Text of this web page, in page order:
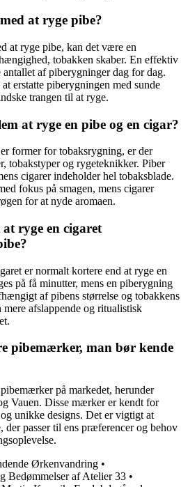
at ryge pibe?
at ryge pibe, kan det være en
tobakken skaber. En effektiv
antallet af piberygninger dag for dag.
erstatte piberygningen med sunde
trangen til at ryge.
at ryge en pibe og en cigar?
former for tobaksrygning, er der
tobakstyper og rygeteknikker. Piber
cigarer indeholder hel tobaksblade.
fokus på smagen, mens cigarer
for at nyde aromaen.
ryge en cigaret
er normalt kortere end at ryge en
på få minutter, mens en piberygning
af pibens størrelse og tobakkens
afslappende og ritualistisk
pibemærker, man bør kende
på markedet, herunder
Vauen. Disse mærker er kendt for
unikke designs. Det er vigtigt at
passer til ens præferencer og behov
Ørkenvandring •
Bedømmelser af Atelier 33 •